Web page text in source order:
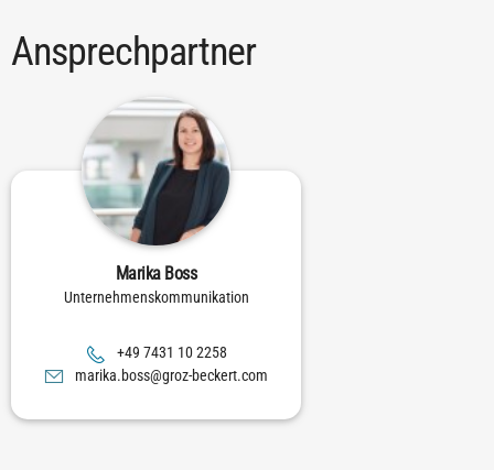
Ansprechpartner
Marika Boss
Unternehmenskommunikation
8522 01 1347 94+
moc.trekceb-zorg@ssob.akiram